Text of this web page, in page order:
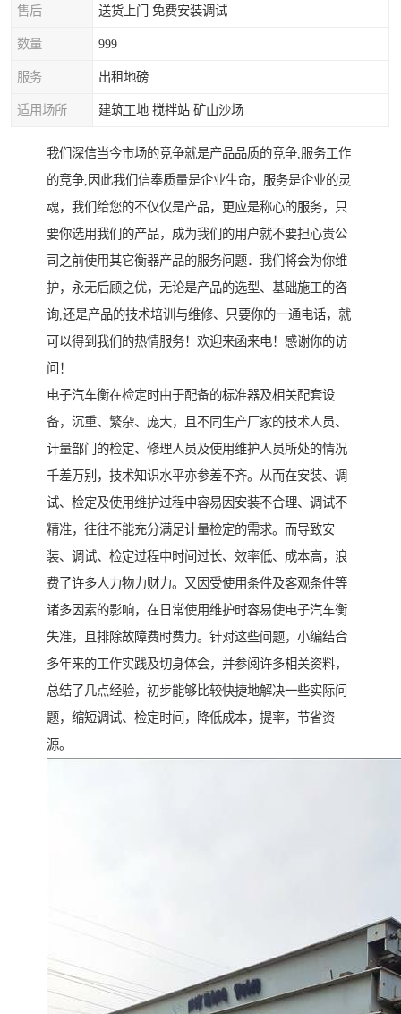
售后 送货上门 免费安装调试
数量 999
服务 出租地磅
适用场所 建筑工地 搅拌站 矿山沙场
我们深信当今市场的竞争就是产品品质的竞争,服务工作
的竞争,因此我们信奉质量是企业生命，服务是企业的灵
魂，我们给您的不仅仅是产品，更应是称心的服务，只
要你选用我们的产品，成为我们的用户就不要担心贵公
司之前使用其它衡器产品的服务问题．我们将会为你维
护，永无后顾之优，无论是产品的选型、基础施工的咨
询,还是产品的技术培训与维修、只要你的一通电话，就
可以得到我们的热情服务！欢迎来函来电！感谢你的访
问！
电子汽车衡在检定时由于配备的标准器及相关配套设
备，沉重、繁杂、庞大，且不同生产厂家的技术人员、
计量部门的检定、修理人员及使用维护人员所处的情况
千差万别，技术知识水平亦参差不齐。从而在安装、调
试、检定及使用维护过程中容易因安装不合理、调试不
精准，往往不能充分满足计量检定的需求。而导致安
装、调试、检定过程中时间过长、效率低、成本高，浪
费了许多人力物力财力。又因受使用条件及客观条件等
诸多因素的影响，在日常使用维护时容易使电子汽车衡
失准，且排除故障费时费力。针对这些问题，小编结合
多年来的工作实践及切身体会，并参阅许多相关资料，
总结了几点经验，初步能够比较快捷地解决一些实际问
题，缩短调试、检定时间，降低成本，提率，节省资
源。